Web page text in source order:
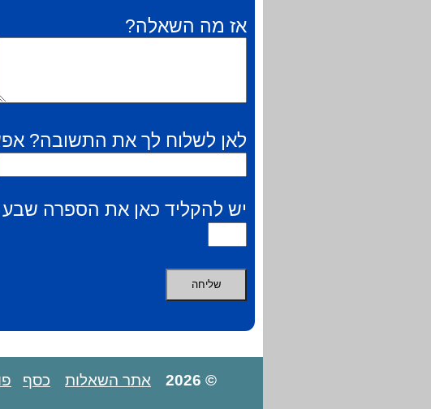
אז מה השאלה?
לאן לשלוח לך את התשובה?
יש להקליד כאן את הספרה שבע
© 2026 אתר השאלות כסף